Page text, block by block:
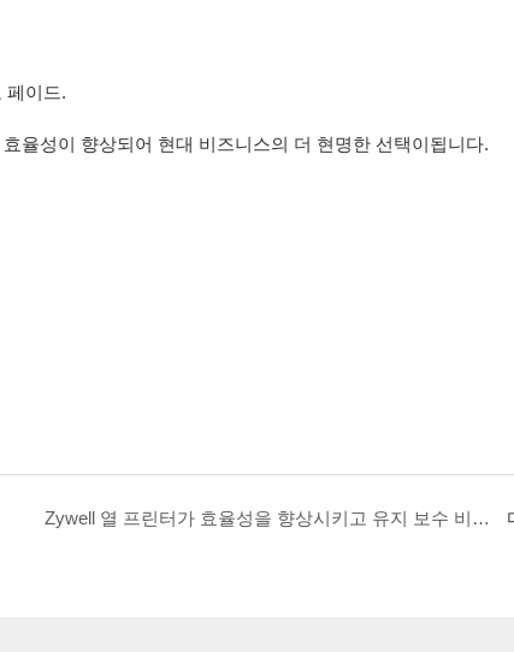
페이드.
율성이 향상되어 현대 비즈니스의 더 현명한 선택이됩니다.
Zywell 열 프린터가 효율성을 향상시키고 유지 보수 비용을 줄이는 방법